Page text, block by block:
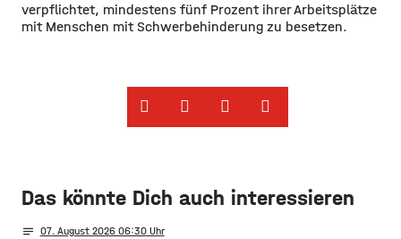
verpflichtet, mindestens fünf Prozent ihrer Arbeitsplätze
mit Menschen mit Schwerbehinderung zu besetzen.
Das könnte Dich auch interessieren
notes 07. August 2026 06:30